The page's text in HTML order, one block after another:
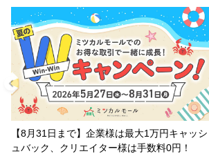
【8月31日まで】企業様は最大1万円キャッシ
ュバック、クリエイター様は手数料0円！